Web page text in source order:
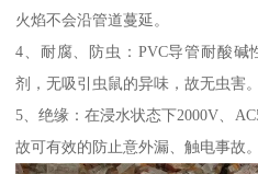
火焰不会沿管道蔓延。
4、耐腐、防虫：PVC导管耐酸
剂，无吸引虫鼠的异味，故无虫害。
5、绝缘：在浸水状态下2000V、
故可有效的防止意外漏、触电事故。